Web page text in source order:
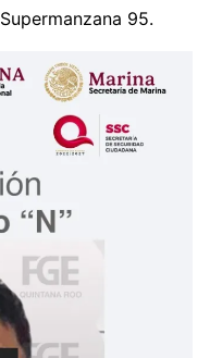
Supermanzana 95.